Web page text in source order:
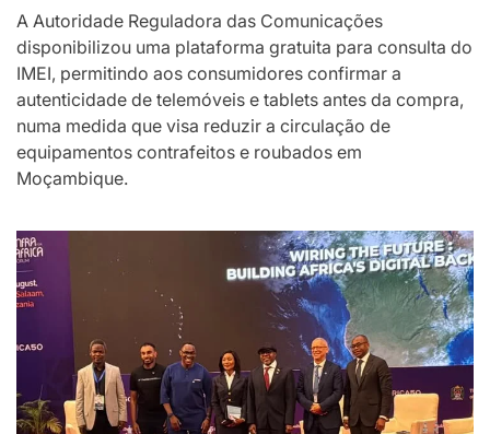
A Autoridade Reguladora das Comunicações
disponibilizou uma plataforma gratuita para consulta do
IMEI, permitindo aos consumidores confirmar a
autenticidade de telemóveis e tablets antes da compra,
numa medida que visa reduzir a circulação de
equipamentos contrafeitos e roubados em
Moçambique.